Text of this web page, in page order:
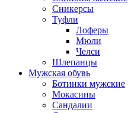
Сникерсы
Туфли
Лоферы
Мюли
Челси
Шлепанцы
Мужская обувь
Ботинки мужские
Мокасины
Сандалии